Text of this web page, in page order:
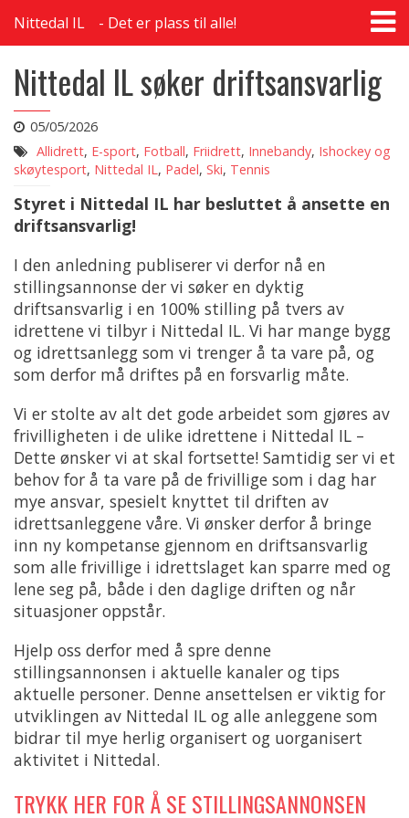
Nittedal IL Det er plass til alle!
Nittedal IL søker driftsansvarlig
05/05/2026
Allidrett, E-sport, Fotball, Friidrett, Innebandy, Ishockey og
skøytesport, Nittedal IL, Padel, Ski, Tennis
Styret i Nittedal IL har besluttet å ansette en
driftsansvarlig!
I den anledning publiserer vi derfor nå en
stillingsannonse der vi søker en dyktig
driftsansvarlig i en 100% stilling på tvers av
idrettene vi tilbyr i Nittedal IL. Vi har mange bygg
og idrettsanlegg som vi trenger å ta vare på, og
som derfor må driftes på en forsvarlig måte.
Vi er stolte av alt det gode arbeidet som gjøres av
frivilligheten i de ulike idrettene i Nittedal IL –
Dette ønsker vi at skal fortsette! Samtidig ser vi et
behov for å ta vare på de frivillige som i dag har
mye ansvar, spesielt knyttet til driften av
idrettsanleggene våre. Vi ønsker derfor å bringe
inn ny kompetanse gjennom en driftsansvarlig
som alle frivillige i idrettslaget kan sparre med og
lene seg på, både i den daglige driften og når
situasjoner oppstår.
Hjelp oss derfor med å spre denne
stillingsannonsen i aktuelle kanaler og tips
aktuelle personer. Denne ansettelsen er viktig for
utviklingen av Nittedal IL og alle anleggene som
bidrar til mye herlig organisert og uorganisert
aktivitet i Nittedal.
TRYKK HER FOR Å SE STILLINGSANNONSEN